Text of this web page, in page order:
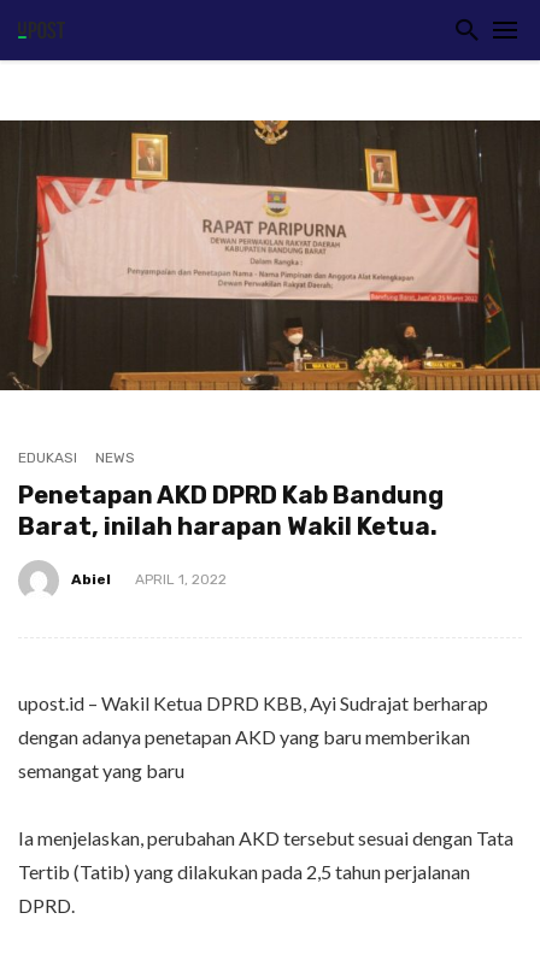
EDUKASI NEWS
Penetapan AKD DPRD Kab Bandung
Barat, inilah harapan Wakil Ketua.
Abiel APRIL 1, 2022
upost.id – Wakil Ketua DPRD KBB, Ayi Sudrajat berharap
dengan adanya penetapan AKD yang baru memberikan
semangat yang baru
Ia menjelaskan, perubahan AKD tersebut sesuai dengan Tata
Tertib (Tatib) yang dilakukan pada 2,5 tahun perjalanan
DPRD.